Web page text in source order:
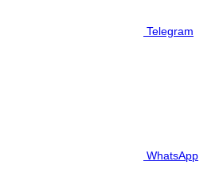
Telegram
WhatsApp